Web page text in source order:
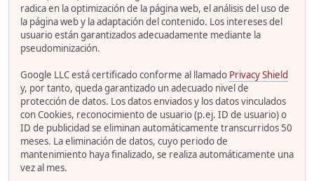
radica en la optimización de la página web, el análisis del uso de
la página web y la adaptación del contenido. Los intereses del
usuario están garantizados adecuadamente mediante la
pseudominización.
Google LLC está certificado conforme al llamado Privacy Shield
y, por tanto, queda garantizado un adecuado nivel de
protección de datos. Los datos enviados y los datos vinculados
con Cookies, reconocimiento de usuario (p.ej. ID de usuario) o
ID de publicidad se eliminan automáticamente transcurridos 50
meses. La eliminación de datos, cuyo periodo de
mantenimiento haya finalizado, se realiza automáticamente una
vez al mes.